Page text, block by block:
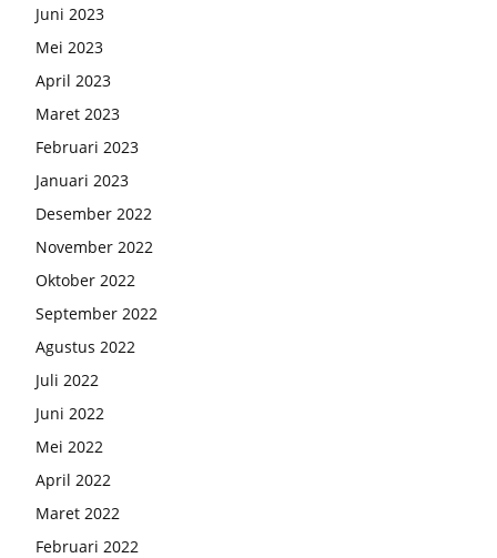
Juni 2023
Mei 2023
April 2023
Maret 2023
Februari 2023
Januari 2023
Desember 2022
November 2022
Oktober 2022
September 2022
Agustus 2022
Juli 2022
Juni 2022
Mei 2022
April 2022
Maret 2022
Februari 2022